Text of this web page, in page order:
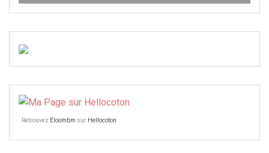
Retrouvez Eloombm sur Hellocoton